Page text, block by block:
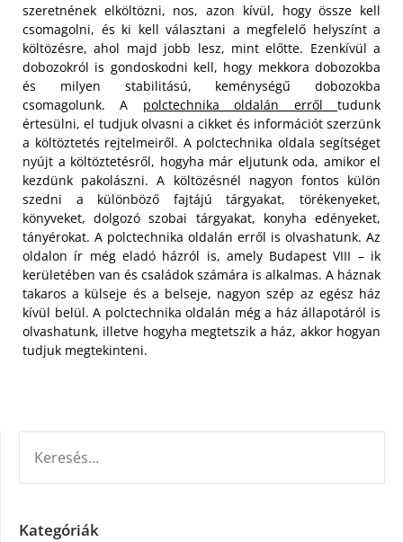
szeretnének elköltözni, nos, azon kívül, hogy össze kell
csomagolni, és ki kell választani a megfelelő helyszínt a
költözésre, ahol majd jobb lesz, mint előtte. Ezenkívül a
dobozokról is gondoskodni kell, hogy mekkora dobozokba
és milyen stabilitású, keménységű dobozokba
csomagolunk. A polctechnika oldalán errőltudunk
értesülni, el tudjuk olvasni a cikket és információt szerzünk
a költöztetés rejtelmeiről. A polctechnika oldala segítséget
nyújt a költöztetésről, hogyha már eljutunk oda, amikor el
kezdünk pakolászni.A költözésnél nagyon fontos külön
szedni a különböző fajtájú tárgyakat, törékenyeket,
könyveket, dolgozó szobai tárgyakat, konyha edényeket,
tányérokat. A polctechnika oldalán erről is olvashatunk. Az
oldalon ír még eladó házról is, amely Budapest VIII – ik
kerületében van és családok számára is alkalmas. A háznak
takaros a külseje és a belseje, nagyon szép az egész ház
kívül belül. A polctechnika oldalán még a ház állapotáról is
olvashatunk, illetve hogyha megtetszik a ház, akkor hogyan
tudjuk megtekinteni.
Kategóriák